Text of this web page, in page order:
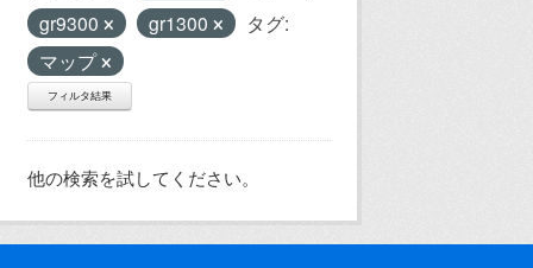
gr9300
gr1300
タグ:
マップ
フィルタ結果
他の検索を試してください。